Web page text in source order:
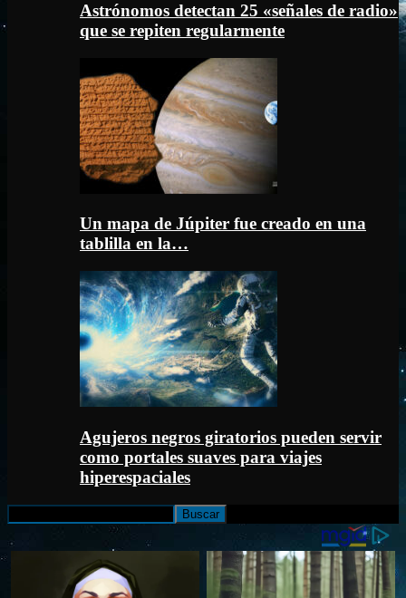
Astrónomos detectan 25 «señales de radio»
que se repiten regularmente
Un mapa de Júpiter fue creado en una
tablilla en la…
Agujeros negros giratorios pueden servir
como portales suaves para viajes
hiperespaciales